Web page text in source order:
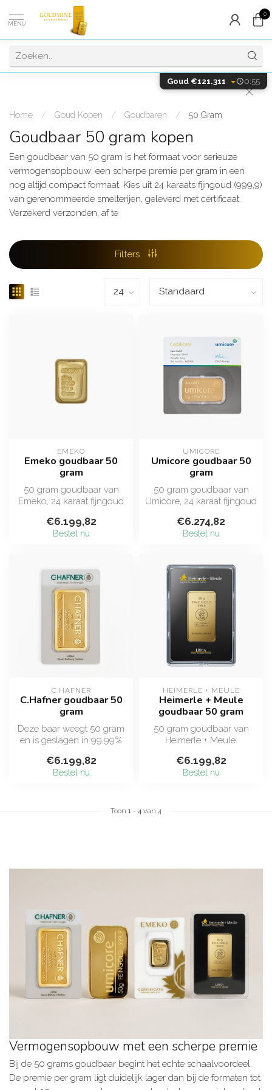
MENU
0
Home / Goud Kopen / Goudbaren / 50 Gram
Goudbaar 50 gram kopen
Een goudbaar van 50 gram is het formaat voor serieuze
vermogensopbouw: een scherpe premie per gram in een
nog altijd compact formaat. Kies uit 24 karaats fijngoud (999,9)
van gerenommeerde smelterijen, geleverd met certificaat.
Verzekerd verzonden, af te
Filters
EMEKO
Emeko goudbaar 50
gram
50 gram goudbaar van
Emeko, 24 karaat fijngoud
scherpst ge...
€6.199,82
Bestel nu
UMICORE
Umicore goudbaar 50
gram
50 gram goudbaar van
Umicore, 24 karaat fijngoud
verhandelde g...
€6.274,82
Bestel nu
C.HAFNER
C.Hafner goudbaar 50
gram
Deze baar weegt 50 gram
en is geslagen in 99,99%
De baren zijn nieuw...
€6.199,82
Bestel nu
HEIMERLE + MEULE
Heimerle + Meule
goudbaar 50 gram
50 gram goudbaar van
Heimerle + Meule.
puur goud (999,...
€6.199,82
Bestel nu
Toon 1 - 4 van 4
Vermogensopbouw met een scherpe premie
Bij de 50 grams goudbaar begint het echte schaalvoordeel.
De premie per gram ligt duidelijk lager dan bij de formaten tot
Goud €121.311 0:55